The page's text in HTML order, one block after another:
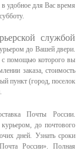
в удобное для Вас время
службой
до Вашей двери.
с помощью которого вы
заказа, стоимость
пункт (город, поселок
Почты России.
до почтового
дней. Узнать сроки
России». Полная